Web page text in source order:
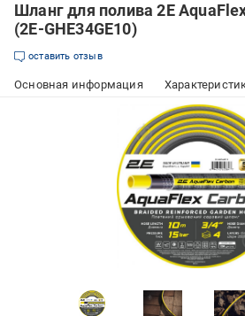
Шланг для полива 2E
(2E-GHE34GE10)
оставить отзыв
Основная информация